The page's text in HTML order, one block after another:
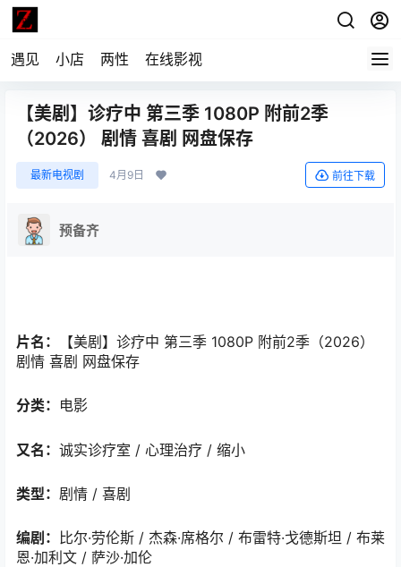
遇见 小店 两性 在线影视
【美剧】诊疗中 第三季 1080P 附前2季
（2026） 剧情 喜剧 网盘保存
最新电视剧 4月9日 前往下载
预备齐
片名：
【美剧】诊疗中 第三季 1080P 附前2季（2026）
剧情 喜剧 网盘保存
分类： 电影
又名： 诚实诊疗室 / 心理治疗 / 缩小
类型： 剧情 / 喜剧
编剧： 比尔·劳伦斯 / 杰森·席格尔 / 布雷特·戈德斯坦 / 布莱
恩·加利文 / 萨沙·加伦